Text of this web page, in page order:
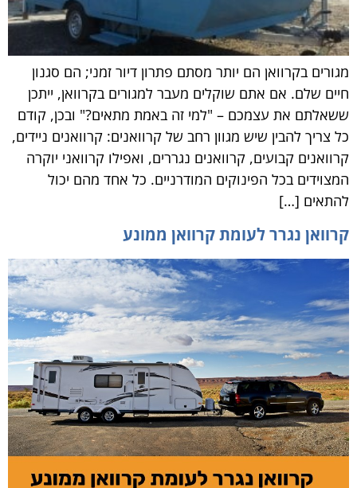
מגורים בקרוואן הם יותר מסתם פתרון דיור זמני; הם סגנון
חיים שלם. אם אתם שוקלים מעבר למגורים בקרוואן, ייתכן
ששאלתם את עצמכם – "למי זה באמת מתאים?" ובכן, קודם
כל צריך להבין שיש מגוון רחב של קרוואנים: קרוואנים ניידים,
קרוואנים קבועים, קרוואנים נגררים, ואפילו קרוואני יוקרה
המצוידים בכל הפינוקים המודרניים. כל אחד מהם יכול
להתאים […]
קרוואן נגרר לעומת קרוואן ממונע